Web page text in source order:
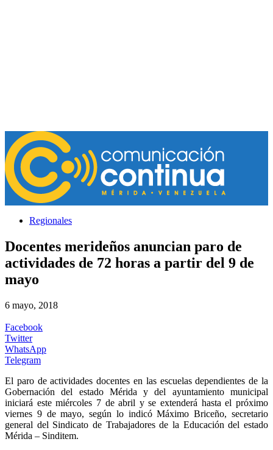
Regionales
Docentes merideños anuncian paro de
actividades de 72 horas a partir del 9 de
mayo
6 mayo, 2018
Facebook
Twitter
WhatsApp
Telegram
El paro de actividades docentes en las escuelas dependientes de la
Gobernación del estado Mérida y del ayuntamiento municipal
iniciará este miércoles 7 de abril y se extenderá hasta el próximo
viernes 9 de mayo, según lo indicó Máximo Briceño, secretario
general del Sindicato de Trabajadores de la Educación del estado
Mérida – Sinditem.